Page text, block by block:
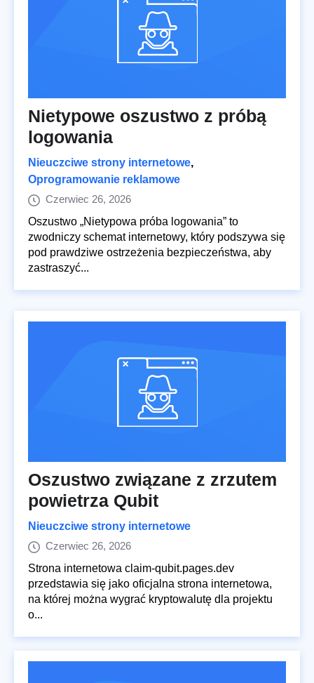
Nietypowe oszustwo z próbą
logowania
Nieuczciwe strony internetowe,
Oprogramowanie reklamowe
Czerwiec 26, 2026
Oszustwo „Nietypowa próba logowania” to
zwodniczy schemat internetowy, który podszywa się
pod prawdziwe ostrzeżenia bezpieczeństwa, aby
zastraszyć...
Oszustwo związane z zrzutem
powietrza Qubit
Nieuczciwe strony internetowe
Czerwiec 26, 2026
Strona internetowa claim-qubit.pages.dev
przedstawia się jako oficjalna strona internetowa,
na której można wygrać kryptowalutę dla projektu
o...